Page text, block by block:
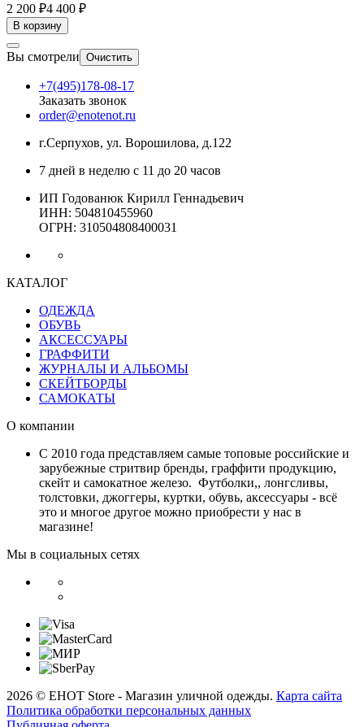
2 200 ₽4 400 ₽
В корзину
Вы смотрели Очистить
+7(495)178-08-17
Заказать звонок
order@enotenot.ru
г.Серпухов, ул. Ворошилова, д.122
7 дней в неделю с 11 до 20 часов
ИП Годованюк Кирилл Геннадьевич
ИНН: 504810455960
ОГРН: 310504808400031
КАТАЛОГ
ОДЕЖДА
ОБУВЬ
АКСЕССУАРЫ
ГРАФФИТИ
ЖУРНАЛЫ И АЛЬБОМЫ
СКЕЙТБОРДЫ
САМОКАТЫ
О компании
С 2010 года представляем самые топовые российские и
зарубежные стритвир бренды, граффити продукцию,
скейт и самокатное железо. Футболки,, лонгсливы,
толстовки, джоггеры, куртки, обувь, аксессуары - всё
это и многое другое можно приобрести у нас в
магазине!
Мы в социальных сетях
2026 © EHOT Store - Магазин уличной одежды. Карта сайта
Политика обработки персональных данных